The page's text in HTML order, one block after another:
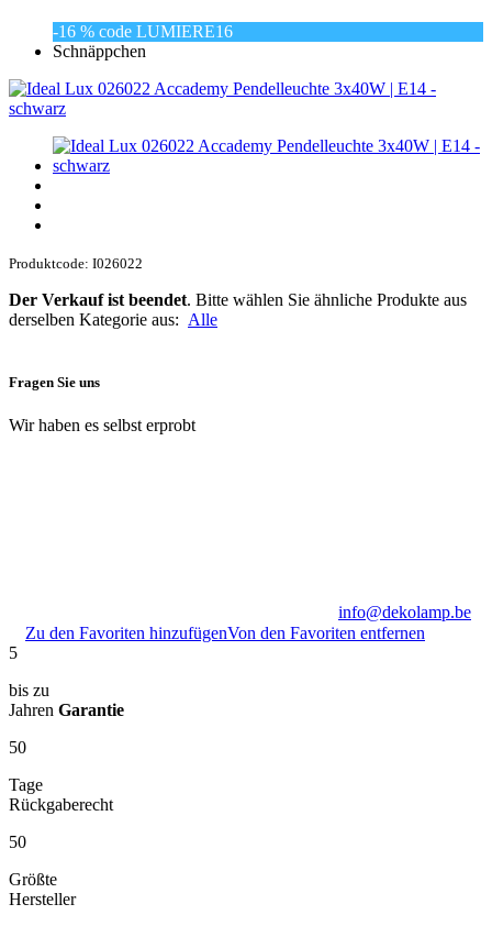
-16 % code LUMIERE16
Schnäppchen
Produktcode: I026022
Der Verkauf ist beendet. Bitte wählen Sie ähnliche Produkte aus
derselben Kategorie aus: Alle
Fragen Sie uns
Wir haben es selbst erprobt
info@dekolamp.be
Zu den Favoriten hinzufügenVon den Favoriten entfernen
5
bis zu
Jahren Garantie
50
Tage
Rückgaberecht
50
Größte
Hersteller